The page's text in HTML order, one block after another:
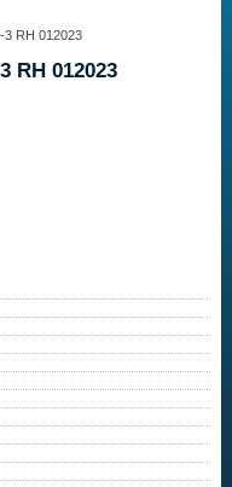
RH 012023
RH 012023